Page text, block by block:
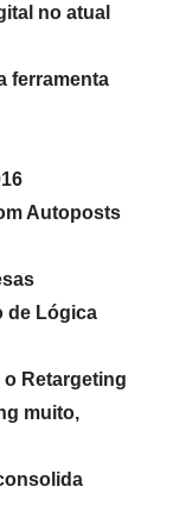
no atual
ferramenta
Autoposts
de Lógica
Retargeting
muito,